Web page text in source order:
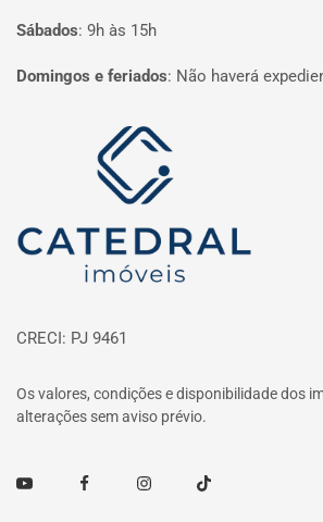
Sábados: 9h às 15h
Domingos e feriados: Não haverá
Página inicial
CRECI: PJ 9461
Os valores, condições e disponibilidade dos
alterações sem aviso prévio.
Youtube FacebookInstagramTikTok